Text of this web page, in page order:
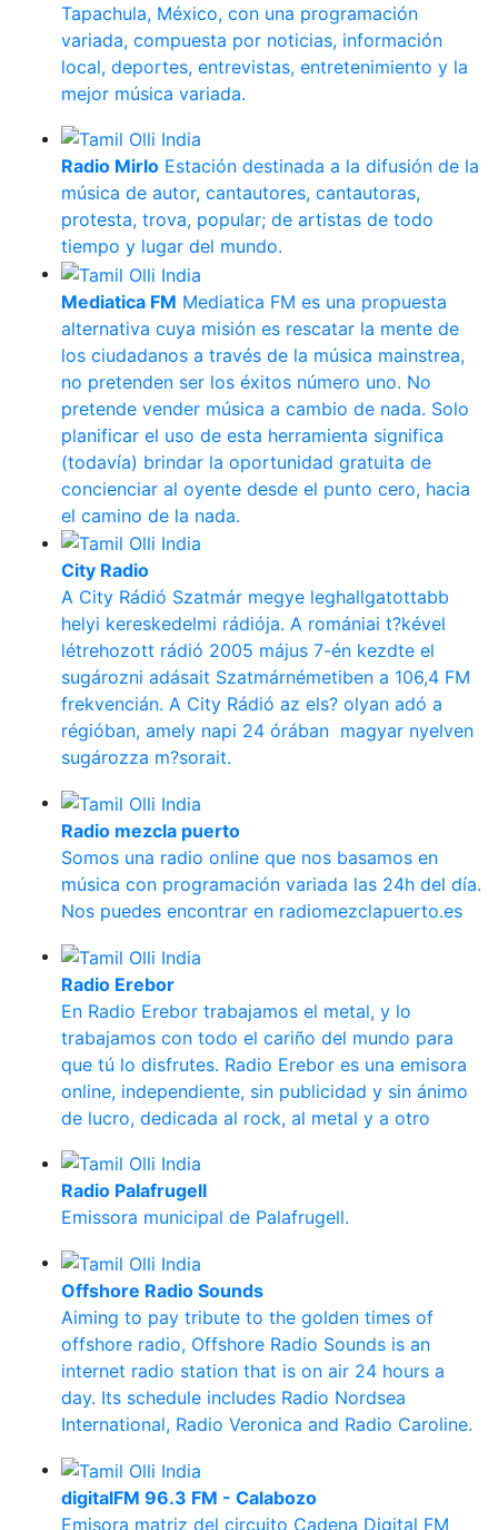
Tapachula, México, con una programación
variada, compuesta por noticias, información
local, deportes, entrevistas, entretenimiento y la
mejor música variada.
Radio Mirlo Estación destinada a la difusión de la
música de autor, cantautores, cantautoras,
protesta, trova, popular; de artistas de todo
tiempo y lugar del mundo.
Mediatica FM Mediatica FM es una propuesta
alternativa cuya misión es rescatar la mente de
los ciudadanos a través de la música mainstrea,
no pretenden ser los éxitos número uno. No
pretende vender música a cambio de nada. Solo
planificar el uso de esta herramienta significa
(todavía) brindar la oportunidad gratuita de
concienciar al oyente desde el punto cero, hacia
el camino de la nada.
City Radio
A City Rádió Szatmár megye leghallgatottabb
helyi kereskedelmi rádiója. A romániai t?kével
létrehozott rádió 2005 május 7-én kezdte el
sugározni adásait Szatmárnémetiben a 106,4 FM
frekvencián. A City Rádió az els? olyan adó a
régióban, amely napi 24 órában magyar nyelven
sugározza m?sorait.
Radio mezcla puerto
Somos una radio online que nos basamos en
música con programación variada las 24h del día.
Nos puedes encontrar en radiomezclapuerto.es
Radio Erebor
En Radio Erebor trabajamos el metal, y lo
trabajamos con todo el cariño del mundo para
que tú lo disfrutes. Radio Erebor es una emisora
online, independiente, sin publicidad y sin ánimo
de lucro, dedicada al rock, al metal y a otro
Radio Palafrugell
Emissora municipal de Palafrugell.
Offshore Radio Sounds
Aiming to pay tribute to the golden times of
offshore radio, Offshore Radio Sounds is an
internet radio station that is on air 24 hours a
day. Its schedule includes Radio Nordsea
International, Radio Veronica and Radio Caroline.
digitalFM 96.3 FM - Calabozo
Emisora matriz del circuito Cadena Digital FM